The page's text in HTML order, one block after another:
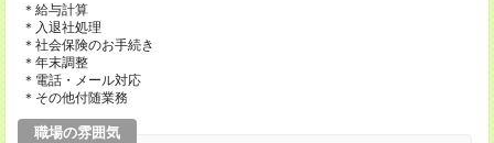
＊給与計算
＊入退社処理
＊社会保険のお手続き
＊年末調整
＊電話・メール対応
＊その他付随業務
職場の雰囲気